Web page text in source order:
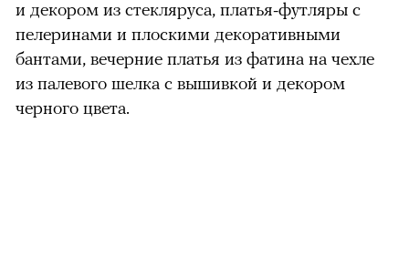
и декором из стекляруса, платья-футляры с
пелеринами и плоскими декоративными
бантами, вечерние платья из фатина на чехле
из палевого шелка с вышивкой и декором
черного цвета.